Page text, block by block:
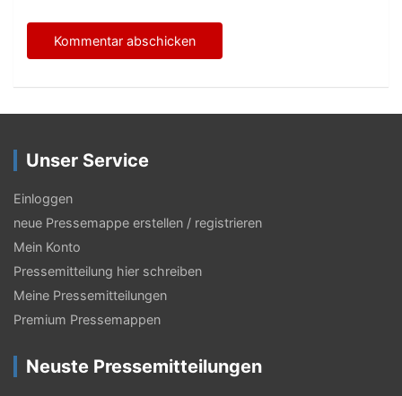
Unser Service
Einloggen
neue Pressemappe erstellen / registrieren
Mein Konto
Pressemitteilung hier schreiben
Meine Pressemitteilungen
Premium Pressemappen
Neuste Pressemitteilungen